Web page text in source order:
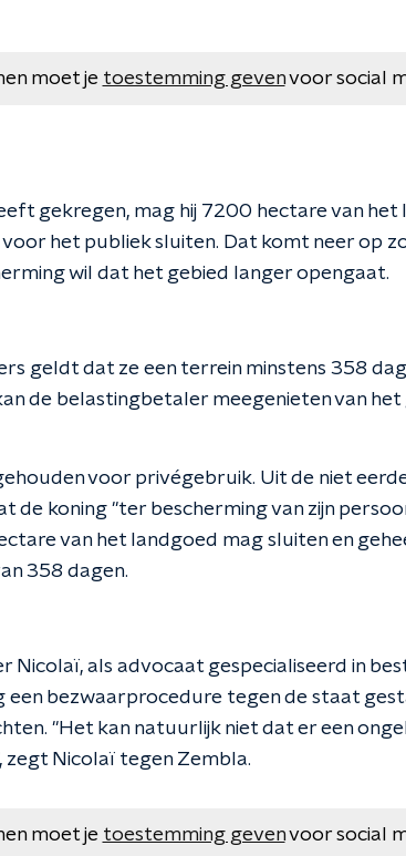
moet je toestemming gevenvoor social
gekregen, mag hij 7200 hectare van het
het publiek sluiten. Dat komt neer op
wil dat het gebied langer opengaat.
geldt dat ze een terrein minstens 358
de belastingbetaler meegenieten van het
voor privégebruik. Uit de niet
de koning "ter bescherming van zijn
van het landgoed mag sluiten en
358 dagen.
als advocaat gespecialiseerd in
een bezwaarprocedure tegen de staat
"Het kan natuurlijk niet dat er een
zegt Nicolaï tegen Zembla.
moet je toestemming gevenvoor social